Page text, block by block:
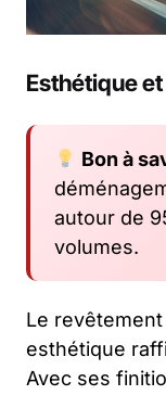
Esthétique
Bon à
autour de
volumes.
Le
esthétique
Avec ses